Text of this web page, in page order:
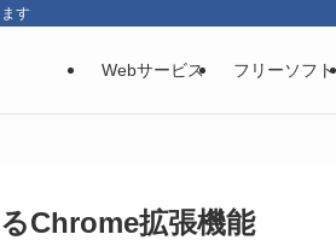
す
Webサービス フリーソフト
Chrome拡張機能